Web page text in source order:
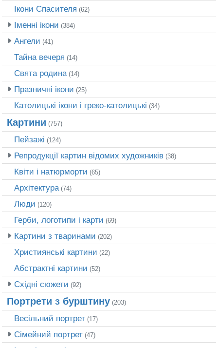
Ікони Спасителя (62)
Іменні ікони (384)
Ангели (41)
Тайна вечеря (14)
Свята родина(14)
Празничні ікони (25)
Католицькі ікони і греко-католицькі (34)
Картини (757)
Пейзажі (124)
Репродукції картин відомих художників (38)
Квіти і натюрморти (65)
Архітектура(74)
Люди (120)
Герби, логотипи і карти (69)
Картини з тваринами (202)
Християнські картини (22)
Абстрактні картини (52)
Східні сюжети (92)
Портрети з бурштину (203)
Весільний портрет (17)
Сімейний портрет (47)